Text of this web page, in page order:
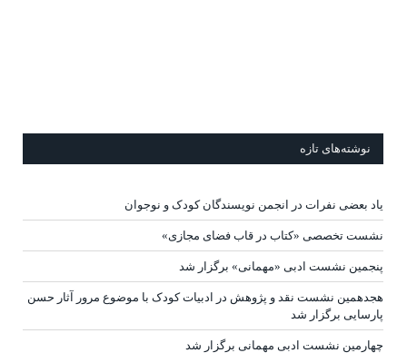
نوشته‌های تازه
یاد بعضی نفرات در انجمن نویسندگان کودک و نوجوان
نشست تخصصی «کتاب در قاب فضای مجازی»
پنجمین نشست ادبی «مهمانی» برگزار شد
هجدهمین نشست نقد و پژوهش در ادبیات کودک با موضوع مرور آثار حسن
پارسایی برگزار شد
چهارمین نشست ادبی مهمانی برگزار شد